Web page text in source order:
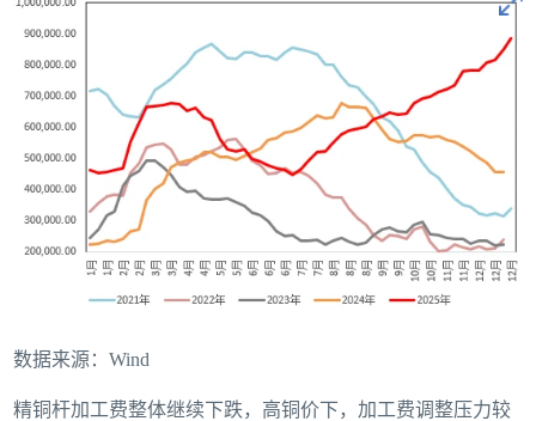
数据来源：Wind
精铜杆加工费整体继续下跌，高铜价下，加工费调整压力较